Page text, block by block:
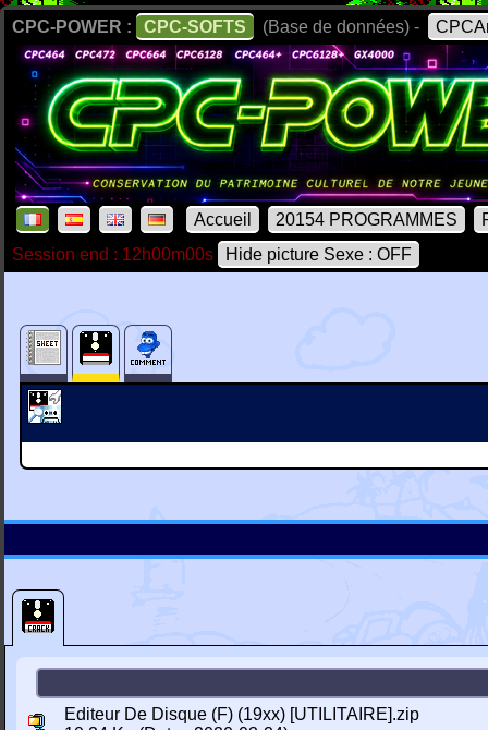
CPC-POWER : CPC-SOFTS (Base de données) -
Accueil 20154 PROGRAMMES
Session end : 12h00m00s
Hide picture Sexe : OFF
Editeur De Disque (F) (19xx) [UTILITAIRE].zip